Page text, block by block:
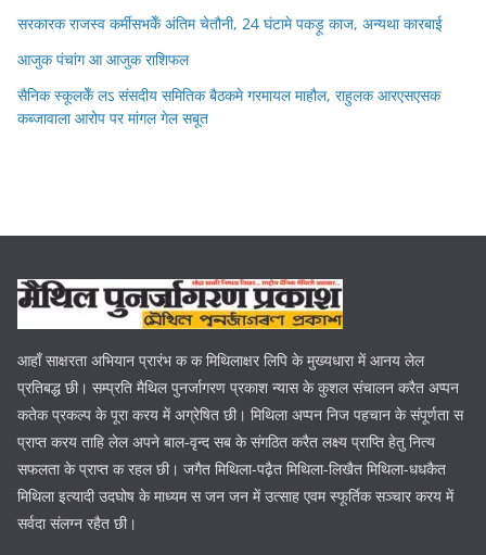
सरकारक राजस्व कर्मीसभकेँ अंतिम चेतौनी, 24 घंटामे पकड़ू काज, अन्यथा कारबाई
आजुक पंचांग आ आजुक राशिफल
सैनिक स्कूलकेँ लऽ संसदीय समितिक बैठकमे गरमायल माहौल, राहुलक आरएसएसक
कब्जावाला आरोप पर मांगल गेल सबूत
आहाँ साक्षरता अभियान प्रारंभ क क मिथिलाक्षर लिपि के मुख्यधारा में आनय लेल
प्रतिबद्ध छी। सम्प्रति मैथिल पुनर्जागरण प्रकाश न्यास के कुशल संचालन करैत अप्पन
कतेक प्रकल्प के पूरा करय में अग्रेषित छी। मिथिला अप्पन निज पहचान के संपूर्णता स
प्राप्त करय ताहि लेल अपने बाल-वृन्द सब के संगठित करैत लक्ष्य प्राप्ति हेतु नित्य
सफलता के प्राप्त क रहल छी। जगैत मिथिला-पढ़ैत मिथिला-लिखैत मिथिला-धधकैत
मिथिला इत्यादी उदघोष के माध्यम स जन जन में उत्साह एवम स्फूर्तिक सञ्चार करय में
सर्वदा संलग्न रहैत छी।